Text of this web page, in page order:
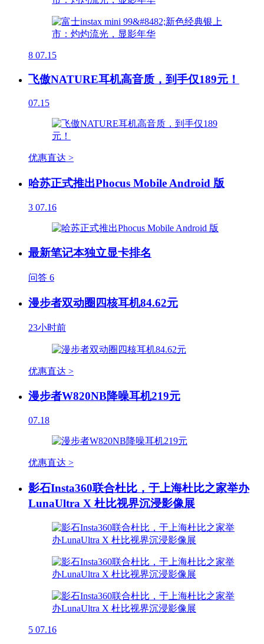
8 07.15
飞傲NATURE耳机高音质，到手仅189元！
07.15
优惠直达 >
哈苏正式推出Phocus Mobile Android 版
3 07.16
最新笔记本独立显卡排名
问答 6
漫步者双动圈四核耳机84.62元
23小时前
优惠直达 >
漫步者W820NB降噪耳机219元
07.18
优惠直达 >
影石Insta360联合杜比，于上海杜比之家举办
LunaUltra X 杜比视界沉浸影像展
5 07.16